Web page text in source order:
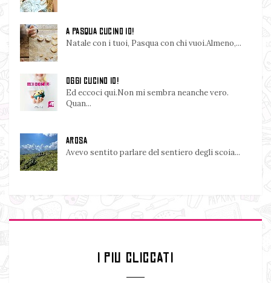
A PASQUA CUCINO IO!
Natale con i tuoi, Pasqua con chi vuoi.Almeno,...
OGGI CUCINO IO!
Ed eccoci qui.Non mi sembra neanche vero.
Quan...
AROSA
Avevo sentito parlare del sentiero degli scoia...
I PIU CLICCATI